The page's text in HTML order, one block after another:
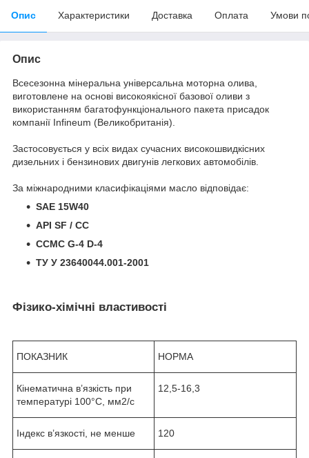
Опис Характеристики Доставка Оплата Умови
Опис
Всесезонна мінеральна універсальна моторна олива,
виготовлене на основі високоякісної базової оливи з
використанням багатофункціонального пакета присадок
компанії Infineum (Великобританія).
Застосовується у всіх видах сучасних високошвидкісних
дизельних і бензинових двигунів легкових автомобілів.
За міжнародними класифікаціями масло відповідає:
SAE 15W40
API SF / СС
CCMC G-4 D-4
ТУ У 23640044.001-2001
Фізико-хімічні властивості
ПОКАЗНИК НОРМА
Кінематична в’язкість при
температурі 100°С, мм2/с
12,5-16,3
Індекс в’язкості, не менше 120